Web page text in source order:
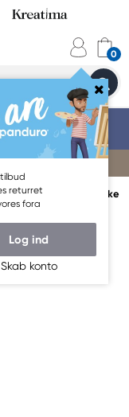
returret
fora
Log ind
Skab konto
benytte dig af
– køb her »
oliepensler Syntetiske